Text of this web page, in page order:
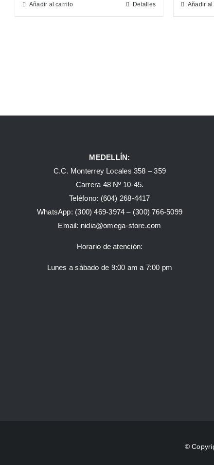
Añadir al carrito Detalles Añadir al
MEDELLÍN:
C.C. Monterrey Locales 358 – 359
Carrera 48 Nº 10-45.
Teléfono: (604) 268-4417
WhatsApp: (300) 469-3974 – (300) 766-5099
Email: nidia@omega-store.com
Horario de atención:
Lunes a sábado de 9:00 am a 7:00 pm
©